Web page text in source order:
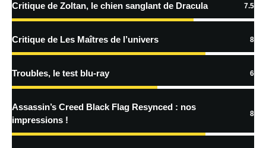
En savoir
traitées
Critique de Zoltan, le chien sanglant de Dracula 7.5
Critique de Les Maîtres de l’univers 8
Troubles, le test blu-ray 6
Assassin’s Creed Black Flag Resynced : nos
impressions !
8